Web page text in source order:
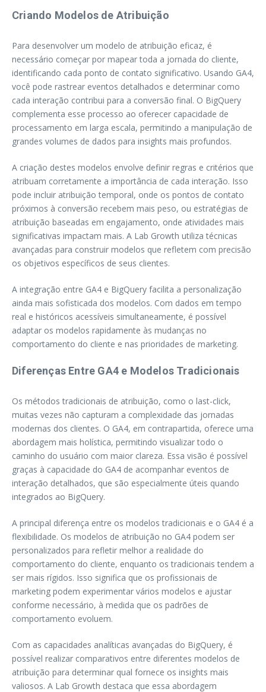
Criando Modelos de Atribuição
Para desenvolver um modelo de atribuição eficaz, é
necessário começar por mapear toda a jornada do cliente,
identificando cada ponto de contato significativo. Usando GA4,
você pode rastrear eventos detalhados e determinar como
cada interação contribui para a conversão final. O BigQuery
complementa esse processo ao oferecer capacidade de
processamento em larga escala, permitindo a manipulação de
grandes volumes de dados para insights mais profundos.
A criação destes modelos envolve definir regras e critérios que
atribuam corretamente a importância de cada interação. Isso
pode incluir atribuição temporal, onde os pontos de contato
próximos à conversão recebem mais peso, ou estratégias de
atribuição baseadas em engajamento, onde atividades mais
significativas impactam mais. A Lab Growth utiliza técnicas
avançadas para construir modelos que refletem com precisão
os objetivos específicos de seus clientes.
A integração entre GA4 e BigQuery facilita a personalização
ainda mais sofisticada dos modelos. Com dados em tempo
real e históricos acessíveis simultaneamente, é possível
adaptar os modelos rapidamente às mudanças no
comportamento do cliente e nas prioridades de marketing.
Diferenças Entre GA4 e Modelos Tradicionais
Os métodos tradicionais de atribuição, como o last-click,
muitas vezes não capturam a complexidade das jornadas
modernas dos clientes. O GA4, em contrapartida, oferece uma
abordagem mais holística, permitindo visualizar todo o
caminho do usuário com maior clareza. Essa visão é possível
graças à capacidade do GA4 de acompanhar eventos de
interação detalhados, que são especialmente úteis quando
integrados ao BigQuery.
A principal diferença entre os modelos tradicionais e o GA4 é a
flexibilidade. Os modelos de atribuição no GA4 podem ser
personalizados para refletir melhor a realidade do
comportamento do cliente, enquanto os tradicionais tendem a
ser mais rígidos. Isso significa que os profissionais de
marketing podem experimentar vários modelos e ajustar
conforme necessário, à medida que os padrões de
comportamento evoluem.
Com as capacidades analíticas avançadas do BigQuery, é
possível realizar comparativos entre diferentes modelos de
atribuição para determinar qual fornece os insights mais
valiosos. A Lab Growth destaca que essa abordagem